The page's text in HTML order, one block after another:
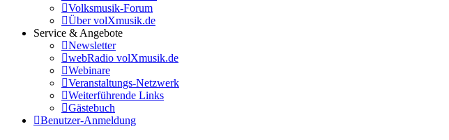
Volksmusik-Forum
Über volXmusik.de
Service & Angebote
Newsletter
webRadio volXmusik.de
Webinare
Veranstaltungs-Netzwerk
Weiterführende Links
Gästebuch
Benutzer-Anmeldung